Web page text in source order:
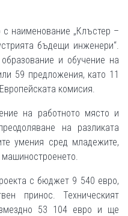
наименование „Клъстер –
бъдещи инженери“.
и обучение на
59 предложения, като 11
комисия.
на работното място и
на разликата
умения сред младежите,
с бюджет 9 540 евро,
принос. Техническият
53 104 евро и ще